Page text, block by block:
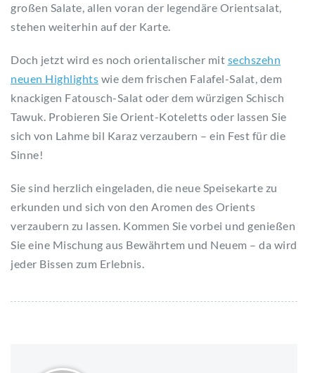
großen Salate, allen voran der legendäre Orientsalat,
stehen weiterhin auf der Karte.
Doch jetzt wird es noch orientalischer mit sechszehn
neuen Highlights wie dem frischen Falafel-Salat, dem
knackigen Fatousch-Salat oder dem würzigen Schisch
Tawuk. Probieren Sie Orient-Koteletts oder lassen Sie
sich von Lahme bil Karaz verzaubern – ein Fest für die
Sinne!
Sie sind herzlich eingeladen, die neue Speisekarte zu
erkunden und sich von den Aromen des Orients
verzaubern zu lassen. Kommen Sie vorbei und genießen
Sie eine Mischung aus Bewährtem und Neuem – da wird
jeder Bissen zum Erlebnis.